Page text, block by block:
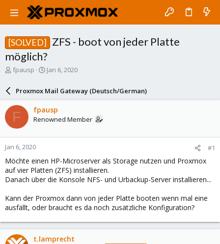
[SOLVED]
ZFS - boot von jeder Platte
möglich?
T
a
d
s
t
a
r
t
e
r
fpausp
S
a
r
d
a
e
Jan 6, 2020
Proxmox Mail Gateway (Deutsch/German)
F fpausp
Renowned Member
Jan 6, 2020 #1
Möchte einen HP-Microserver als Storage nutzen und Proxmox
auf vier Platten (ZFS) installieren.
Danach über die Konsole NFS- und Urbackup-Server installieren...
Kann der Proxmox dann von jeder Platte booten wenn mal eine
ausfällt, oder braucht es da noch zusätzliche Konfiguration?
t.lamprecht